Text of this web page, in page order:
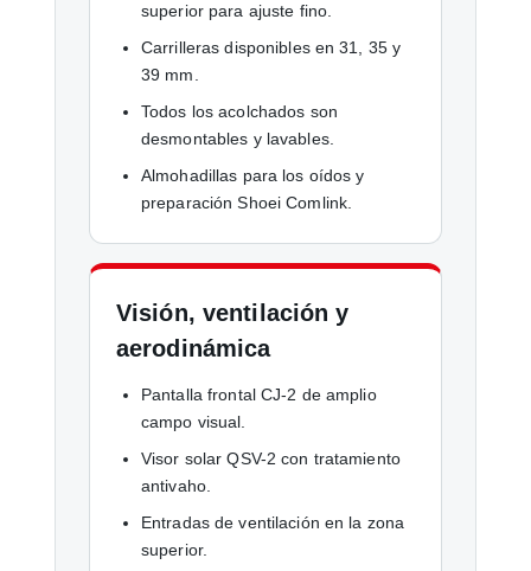
superior para ajuste fino.
Carrilleras disponibles en 31, 35 y
39 mm.
Todos los acolchados son
desmontables y lavables.
Almohadillas para los oídos y
preparación Shoei Comlink.
Visión, ventilación y
aerodinámica
Pantalla frontal CJ-2 de amplio
campo visual.
Visor solar QSV-2 con tratamiento
antivaho.
Entradas de ventilación en la zona
superior.